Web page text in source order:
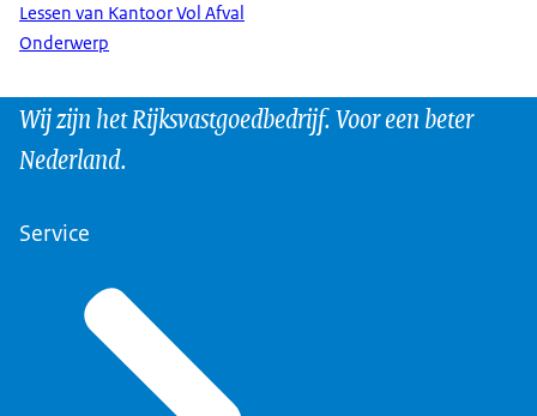
Lessen van Kantoor Vol Afval
Onderwerp
Wij zijn het Rijksvastgoedbedrijf. Voor een beter
Nederland.
Service